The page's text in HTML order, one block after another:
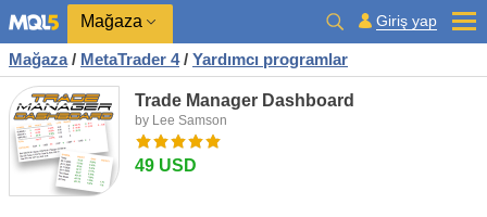
Mağaza Giriş yap
Mağaza / MetaTrader 4 / Yardımcı programlar
Trade Manager Dashboard
by Lee Samson
49 USD